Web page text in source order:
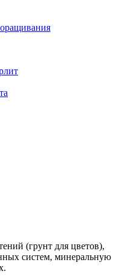
(грунт для цветов),
систем, минеральную